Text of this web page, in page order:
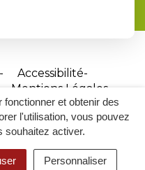
et obtenir des
l'utilisation, vous pouvez
souhaitez activer.
Personnaliser
Accessibilité
Mentions Légales